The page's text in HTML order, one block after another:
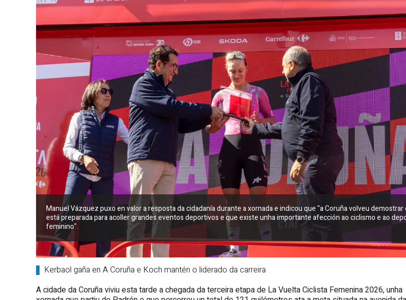
Manuel Vázquez puxo en valor a resposta da cidadanía durante a xornada e indicou que "a Coruña volveu demostrar
está preparada para acoller grandes eventos deportivos e que existe unha importante afección ao ciclismo e ao
feminino".
Kerbaol gaña en A Coruña e Koch mantén o liderado da carreira
A cidade da Coruña viviu esta tarde a chegada da terceira etapa de La Vuelta Ciclista Femenina 2026, unha